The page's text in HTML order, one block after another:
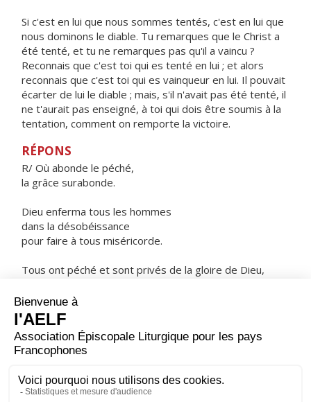
Si c'est en lui que nous sommes tentés, c'est en lui que
nous dominons le diable. Tu remarques que le Christ a
été tenté, et tu ne remarques pas qu'il a vaincu ?
Reconnais que c'est toi qui es tenté en lui ; et alors
reconnais que c'est toi qui es vainqueur en lui. Il pouvait
écarter de lui le diable ; mais, s'il n'avait pas été tenté, il
ne t'aurait pas enseigné, à toi qui dois être soumis à la
tentation, comment on remporte la victoire.
RÉPONS
R/ Où abonde le péché,
la grâce surabonde.
Dieu enferma tous les hommes
dans la désobéissance
pour faire à tous miséricorde.
Tous ont péché et sont privés de la gloire de Dieu,
ORAISON
Accorde-nous, Dieu tout puissant, tout au long de ce
Christ et de nous ouvrir à sa lumière par une vie de plus
en plus fidèle. Lui qui règne.